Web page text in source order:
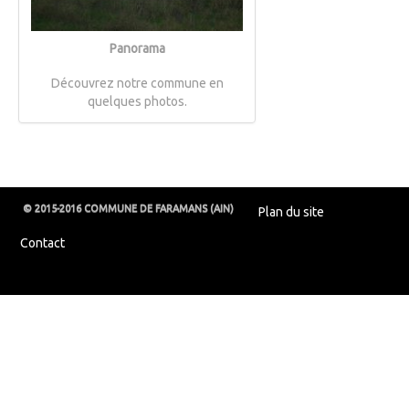
Panorama
Découvrez notre commune en
quelques photos.
© 2015-2016 COMMUNE DE FARAMANS (AIN) Plan du site
Contact